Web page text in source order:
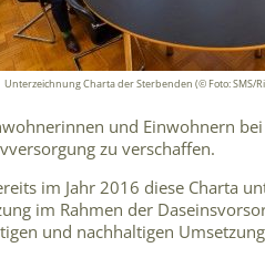
Unterzeichnung Charta der Sterbenden (© Foto: SMS/
und Einwohnern
zu verschaffen.
im Jahr 2016 diese Charta
im Rahmen der
und nachhaltigen